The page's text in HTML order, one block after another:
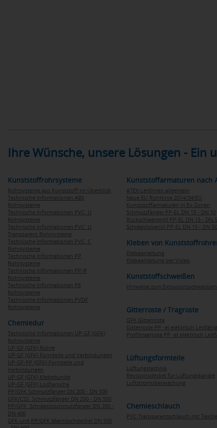
Ihre Wünsche, unsere Lösungen -
Kunststoffrohrsysteme
Rohrsysteme aus Kunststoff im Überblick
Technische Informationen ABS
Rohrsysteme
Technische Informationen PVC U
Rohrsysteme
Technische Informationen PVC U
Transparent Rohrsysteme
Technische Informationen PVC C
Rohrsysteme
Technische Informationen PP
Rohrsysteme
Technische Informationen PP-R
Rohrsysteme
Technische Informationen PE
Rohrsysteme
Technische Informationen PVDF
Rohrsysteme
Chemiedur
Technische Informationen UP-GF (GFK)
Rohrsysteme
UP-GF (GFK) Rohre
UP-GF (GFK) Formteile und Verbindungen
UP-GF-PP (GFK) Formteile und
Verbindungen
UP-GF (GFK) Klebebunde
UP-GF (GFK) Losflansche
PP/GFK Schmutzfänger DN 200 - DN 500
GFK/CSS Schmutzfänger DN 200 - DN 500
PP/GFK Schrägsitzschmutzfänger DN 200 -
DN 400
GFK und PP/GFK Mannlochdeckel DN 500
Kunststoffarmaturen nach
ATEX-Leitlinien allgemein
Neue EU Richtlinie 2014/34/EU
Kunststoffarmaturen in Ex-Zonen
Schmutzfänger PP-EL DN 15 - DN 50
Rückschlagventil PP-EL DN 15 - DN
Schrägsitzventil PP-EL DN 15 - DN 50
Kleben von
Klebeanleitung
Klebeanleitung per Video
Kunststoffschweißen
Hinweise zum Extrusionsschweissen
Gitterroste / Tragroste
GFK Gitterroste
Gitterroste PP -el elektrisch Leitfähig
Profiltragroste PP -el elektrisch
Lüftungsformteile
Lüftungstechnik
Revisionsdeckel für Lüftungskanäle
Luftstromüberwachung
Chemieschlauch
PVC Transparentschlauch mit